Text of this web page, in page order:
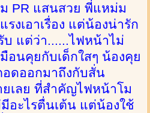
PR แสนสวย พี่แหม่ม
งเอาเรื่อง แต่น้องน่ารัก
บ แต่ว่า......ไฟหน้าไม่
อนคุยกับเด็กใสๆ น้องคุย
ดออกมาถึงกับสั่น
เลย ที่สำคัญไฟหน้าโม
อะไรตื่นเต้น แต่น้องใช้